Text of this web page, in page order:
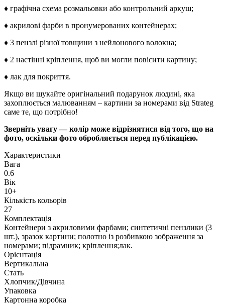
♦ графічна схема розмальовки або контрольний аркуш;
♦ акрилові фарби в пронумерованих контейнерах;
♦ 3 пензлі різної товщини з нейлонового волокна;
♦ 2 настінні кріплення, щоб ви могли повісити картину;
♦ лак для покриття.
Якщо ви шукайте оригінальний подарунок людині, яка
захоплюється малюванням – картини за номерами від Strateg
саме те, що потрібно!
Зверніть увагу — колір може відрізнятися від того, що на
фото, оскільки фото обробляється перед публікацією.
Характеристики
Вага
0.6
Вік
10+
Кількість кольорів
27
Комплектація
Контейнери з акриловими фарбами; синтетичні пензлики (3
шт.), зразок картини; полотно із розбивкою зображення за
номерами; підрамник; кріплення;лак.
Орієнтація
Вертикальна
Стать
Хлопчик/Дiвчина
Упаковка
Картонна коробка